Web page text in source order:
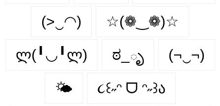
(>‿◠) ☆(❁‿❁)☆
ლ(╹◡╹ლ) ಠ_ృ (¬‿¬)
🌤️ ૮꒰˶ᵔ ᗜ ᵔ˶꒱ა